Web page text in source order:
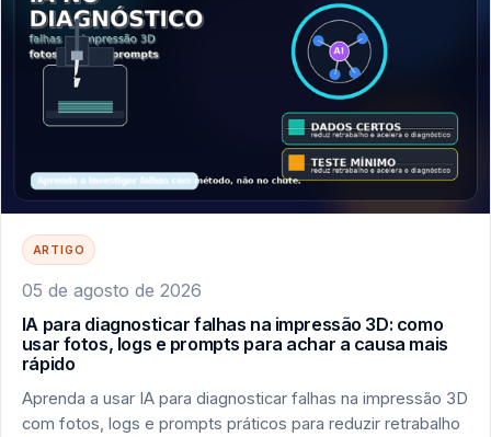
ARTIGO
05 de agosto de 2026
IA para diagnosticar falhas na impressão 3D: como
usar fotos, logs e prompts para achar a causa mais
rápido
Aprenda a usar IA para diagnosticar falhas na impressão 3D
com fotos, logs e prompts práticos para reduzir retrabalho